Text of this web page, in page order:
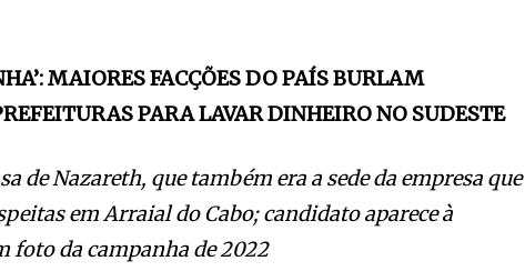
MAIORES FACÇÕES DO PAÍS BURLAM
PARA LAVAR DINHEIRO NO SUDESTE
de Nazareth, que também era a sede da empresa que
em Arraial do Cabo; candidato aparece à
foto da campanha de 2022